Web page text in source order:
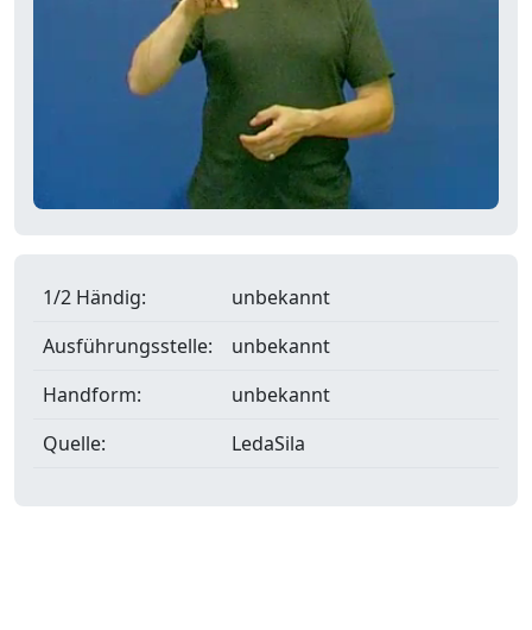
1/2 Händig:
unbekannt
Ausführungsstelle:
unbekannt
Handform:
unbekannt
Quelle:
LedaSila